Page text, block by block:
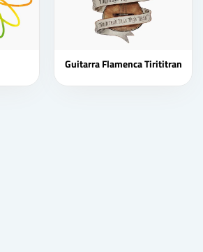
Guitarra Flamenca Tirititran